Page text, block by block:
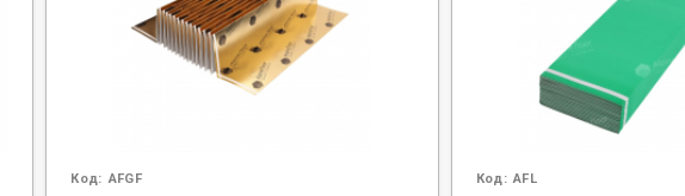
Код: AFGF Код: AFL